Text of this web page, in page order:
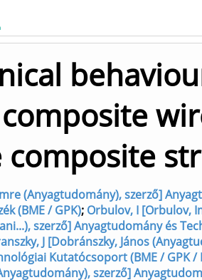
composite
(Anyagtudomány), szerző]
(BME / GPK); Orbulov, I [Orbulov,
szerző] Anyagtudomány és
J [Dobránszky, János
Kutatócsoport (BME / GPK /
szerző]